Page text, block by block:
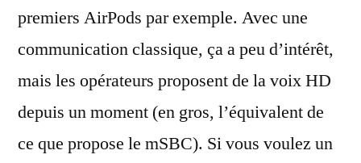
premiers AirPods par exemple. Avec une
communication classique, ça a peu d’intérêt,
mais les opérateurs proposent de la voix HD
depuis un moment (en gros, l’équivalent de
ce que propose le mSBC). Si vous voulez un